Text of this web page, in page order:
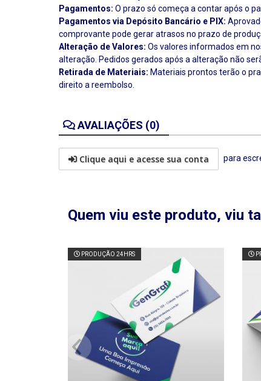
Pagamentos: O prazo só começa a contar após o
Pagamentos via Depósito Bancário e PIX:
comprovante pode gerar atrasos no prazo de
Alteração de Valores: Os valores informados em
alteração. Pedidos gerados após a alteração não
Retirada de Materiais: Materiais prontos terão o
direito a reembolso.
AVALIAÇÕES (0)
Clique aqui e acesse sua conta para
Quem viu este produto, viu
PRODUÇÃO 24HRS